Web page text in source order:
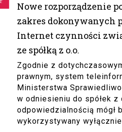
Nowe rozporządzenie
zakres dokonywanych
Internet czynności
ze spółką z o.o.
Zgodnie z
prawnym, system
Ministerstwa
w odniesieniu do spółek z
odpowiedzialnością mógł
wykorzystywany